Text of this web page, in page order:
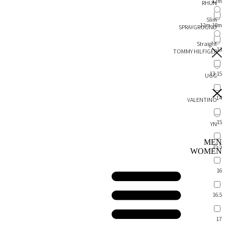
RHUN
SPRAYGROUND
TOMMY HILFIGER
UGG
VALENTINO
YN
12m-18m
13
13-15
14
15
15.5
16
16.5
17
Slim
Straight
MEN
WOMEN